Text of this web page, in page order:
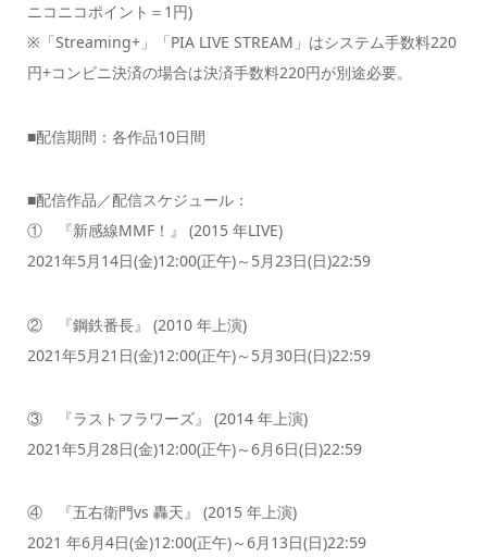
ニコニコポイント＝1円)
※「Streaming+」「PIA LIVE STREAM」はシステム手数料220
円+コンビニ決済の場合は決済手数料220円が別途必要。
■配信期間：各作品10日間
■配信作品／配信スケジュール：
① 『新感線MMF！』 (2015 年LIVE)
2021年5月14日(金)12:00(正午)～5月23日(日)22:59
② 『鋼鉄番長』 (2010 年上演)
2021年5月21日(金)12:00(正午)～5月30日(日)22:59
③ 『ラストフラワーズ』 (2014 年上演)
2021年5月28日(金)12:00(正午)～6月6日(日)22:59
④ 『五右衛門vs 轟天』 (2015 年上演)
2021 年6月4日(金)12:00(正午)～6月13日(日)22:59